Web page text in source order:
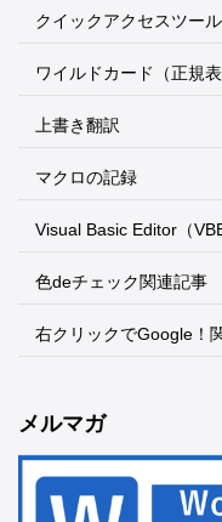
クイックアクセスツー
ワイルドカード（正規表
上書き翻訳
マクロの記録
Visual Basic Editor（VBE
色deチェック関連記事
右クリックでGoogle！
メルマガ